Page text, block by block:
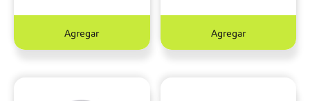
Agregar Agregar